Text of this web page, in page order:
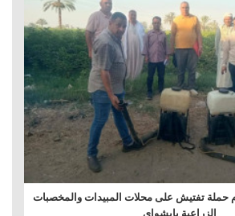
حملة تفتيش على محلات المبيدات والمخصبات
الزراعية بابشواى